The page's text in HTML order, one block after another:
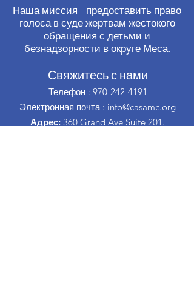
Наша миссия - предоставить право
голоса в суде жертвам жестокого
обращения с детьми и
безнадзорности в округе Меса.
Свяжитесь с нами
Телефон: 970-242-4191
Электронная почта: info@casamc.org
Адрес: 360 Grand Ave Suite 201.